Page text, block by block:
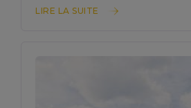
LIRE LA SUITE